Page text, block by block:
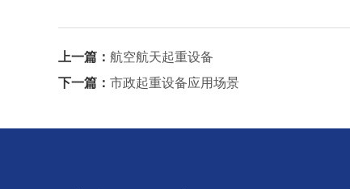
上一篇： 航空航天起重设备
下一篇： 市政起重设备应用场景